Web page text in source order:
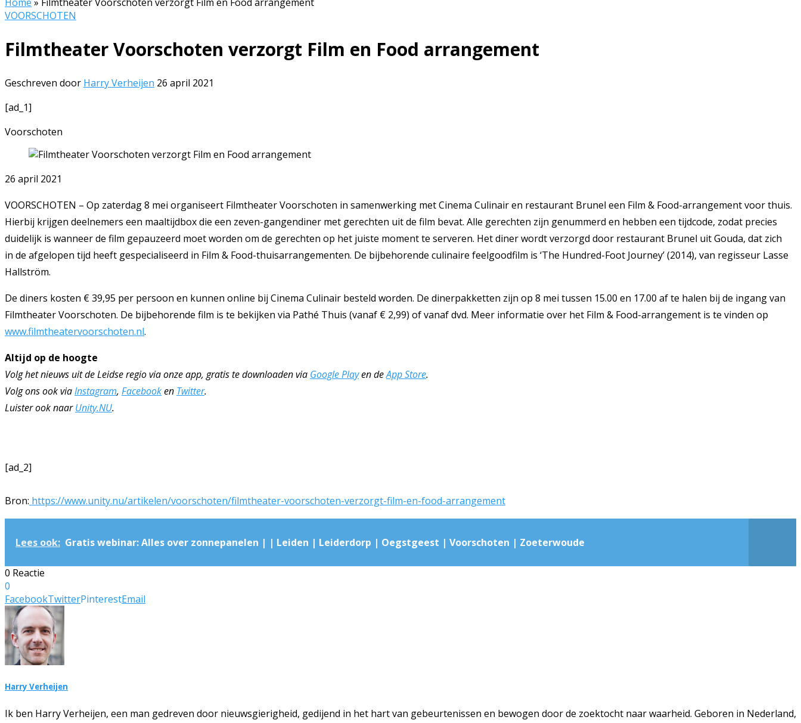
VOORSCHOTEN
Filmtheater Voorschoten verzorgt Film en Food arrangement
Geschreven door Harry Verheijen 26 april 2021
[ad_1]
Voorschoten
26 april 2021
VOORSCHOTEN – Op zaterdag 8 mei organiseert Filmtheater Voorschoten in samenwerking met Cinema Culinair en restaurant Brunel een Film & Food-arrangement voor thuis.
Hierbij krijgen deelnemers een maaltijdbox die een zeven-gangendiner met gerechten uit de film bevat. Alle gerechten zijn genummerd en hebben een tijdcode, zodat precies
duidelijk is wanneer de film gepauzeerd moet worden om de gerechten op het juiste moment te serveren. Het diner wordt verzorgd door restaurant Brunel uit Gouda, dat zich
in de afgelopen tijd heeft gespecialiseerd in Film & Food-thuisarrangementen. De bijbehorende culinaire feelgoodfilm is ‘The Hundred-Foot Journey’ (2014), van regisseur Lasse
Hallström.
De diners kosten € 39,95 per persoon en kunnen online bij Cinema Culinair besteld worden. De dinerpakketten zijn op 8 mei tussen 15.00 en 17.00 af te halen bij de ingang van
Filmtheater Voorschoten. De bijbehorende film is te bekijken via Pathé Thuis (vanaf € 2,99) of vanaf dvd. Meer informatie over het Film & Food-arrangement is te vinden op
www.filmtheatervoorschoten.nl.
Altijd op de hoogte
Volg het nieuws uit de Leidse regio via onze app, gratis te downloaden via Google Playen deApp Store.
Volg ons ook viaInstagram, Facebooken Twitter.
Luister ook naarUnity.NU.
[ad_2]
Bron: https://www.unity.nu/artikelen/voorschoten/filmtheater-voorschoten-verzorgt-film-en-food-arrangement
Lees ook: Gratis webinar: Alles over zonnepanelen | | Leiden | Leiderdorp | Oegstgeest | Voorschoten | Zoeterwoude
0 Reactie
0
FacebookTwitterPinterestEmail
Harry Verheijen
Ik ben Harry Verheijen, een man gedreven door nieuwsgierigheid, gedijend in het hart van gebeurtenissen en bewogen door de zoektocht naar waarheid. Geboren in Nederland,